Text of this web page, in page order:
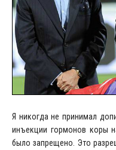
Я никогда не принимал
инъекции гормонов коры
было запрещено. Это